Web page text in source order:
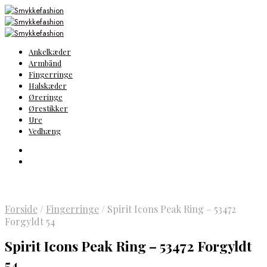
Ankelkæder
Armbånd
Fingerringe
Halskæder
Øreringe
Ørestikker
Ure
Vedhæng
Forside / Fingerringe / Spirit Icons Peak Ring – 53472
Forgyldt 54
Spirit Icons Peak Ring – 53472 Forgyldt